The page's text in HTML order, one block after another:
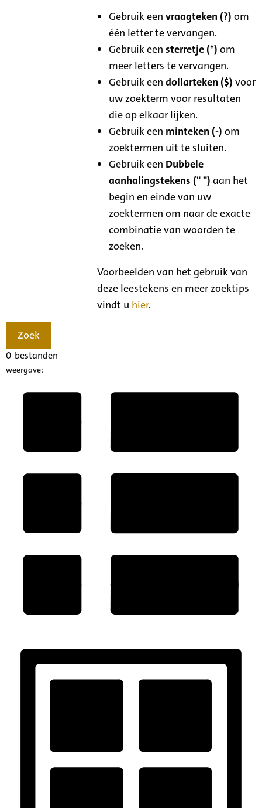
Gebruik eenvraagteken (?) om
één letter te vervangen.
Gebruik eensterretje (*) om
meer letters te vervangen.
Gebruik eendollarteken ($) voor
uw zoekterm voor resultaten
die op elkaar lijken.
Gebruik een minteken (-) om
zoektermen uit te sluiten.
Gebruik een Dubbele
aanhalingstekens (" ") aan het
begin en einde van uw
zoektermen om naar de exacte
combinatie van woorden te
zoeken.
Voorbeelden van het gebruik van
deze leestekens en meer zoektips
vindt u hier.
Zoek
0 bestanden
weergave: